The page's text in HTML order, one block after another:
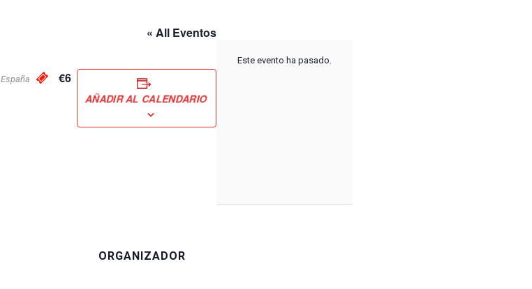
España €6
« All Eventos
AÑADIR AL CALENDARIO
Este evento ha pasado.
ORGANIZADOR